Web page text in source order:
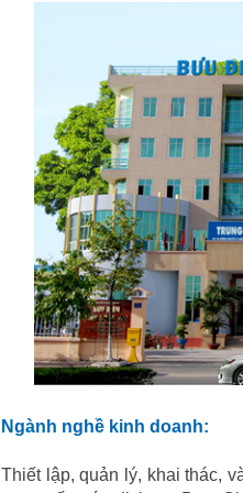
Ngành nghề kinh doanh:
Thiết lập, quản lý, khai thác,